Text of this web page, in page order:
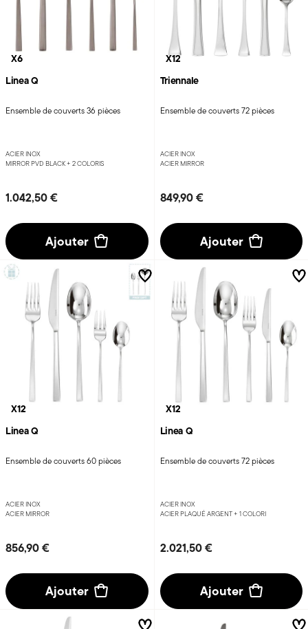
X6
Linea Q
Ensemble de couverts 36 pièces
ACIER INOX
MIRROR PVD BLACK + 2 COLORIS
1.042,50 €
Ajouter
X12
Triennale
Ensemble de couverts 72 pièces
ACIER INOX
ACIER MIRROR
849,90 €
Ajouter
X12
Linea Q
Ensemble de couverts 60 pièces
ACIER INOX
ACIER MIRROR
856,90 €
Ajouter
X12
Linea Q
Ensemble de couverts 72 pièces
ACIER INOX
ACIER PLAQUÉ ARGENT + 1 COLORI
2.021,50 €
Ajouter